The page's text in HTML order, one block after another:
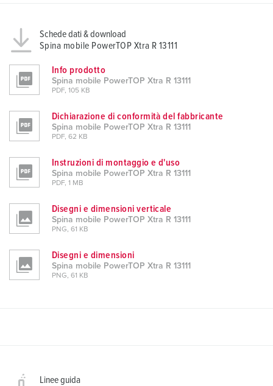
Schede dati & download
Spina mobile PowerTOP Xtra R 13111
Info prodotto
Spina mobile PowerTOP Xtra R 13111
PDF, 105 KB
Dichiarazione di conformità del fabbricante
Spina mobile PowerTOP Xtra R 13111
PDF, 62 KB
Instruzioni di montaggio e d'uso
Spina mobile PowerTOP Xtra R 13111
PDF, 1 MB
Disegni e dimensioni verticale
Spina mobile PowerTOP Xtra R 13111
PNG, 61 KB
Disegni e dimensioni
Spina mobile PowerTOP Xtra R 13111
PNG, 61 KB
Linee guida